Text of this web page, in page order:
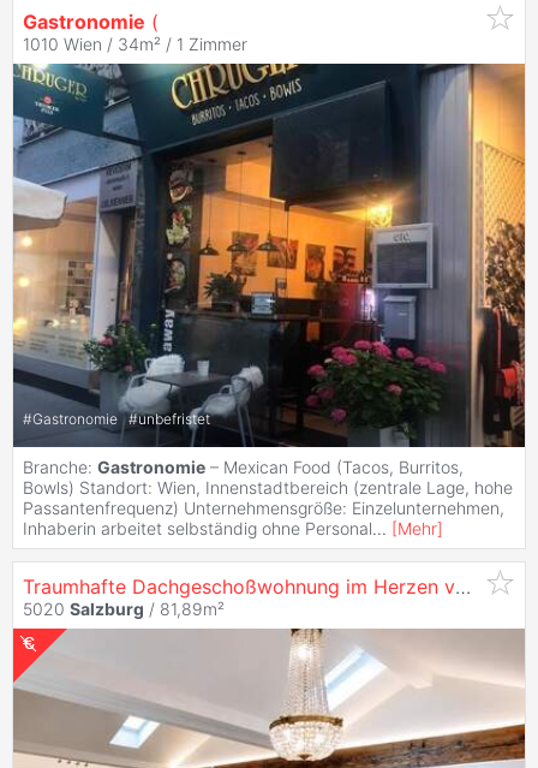
Gastronomie (
1010 Wien / 34m² / 1 Zimmer
#Gastronomie #unbefristet
Branche: Gastronomie – Mexican Food (Tacos, Burritos,
Bowls) Standort: Wien, Innenstadtbereich (zentrale Lage, hohe
Passantenfrequenz) Unternehmensgröße: Einzelunternehmen,
Inhaberin arbeitet selbständig ohne Personal... [Mehr]
Traumhafte Dachgeschoßwohnung im Herzen von
5020 Salzburg / 81,89m²